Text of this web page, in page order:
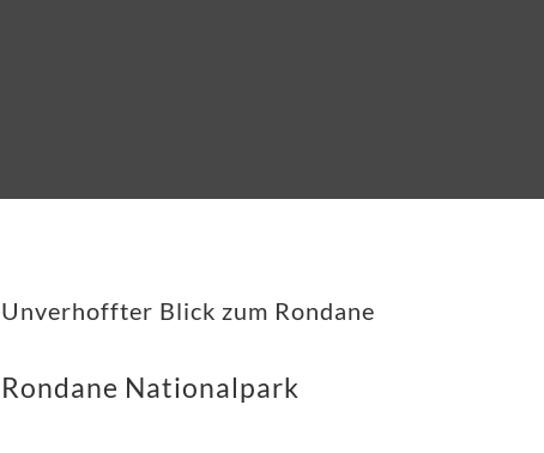
Unverhoffter Blick zum Rondane
Rondane Nationalpark